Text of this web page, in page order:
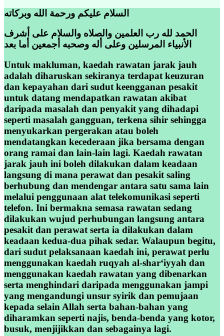
السلام عليكم ورحمة الله وبركاته
الحمد لله رب العلمين والصلاه والسلام على أشرف
الأنبياء المرسلين وعلى أله وصحبه أجمعين أما بعد
Untuk makluman, kaedah rawatan jarak jauh
adalah diharuskan sekiranya terdapat keuzuran
dan kepayahan dari sudut keengganan pesakit
untuk datang mendapatkan rawatan akibat
daripada masalah dan penyakit yang dihadapi
seperti masalah gangguan, terkena sihir sehingga
menyukarkan pergerakan atau boleh
mendatangkan kecederaan jika bersama dengan
orang ramai dan lain-lain lagi. Kaedah rawatan
jarak jauh ini boleh dilakukan dalam keadaan
langsung di mana perawat dan pesakit saling
berhubung dan mendengar antara satu sama lain
melalui penggunaan alat telekomunikasi seperti
telefon. Ini bermakna semasa rawatan sedang
dilakukan wujud perhubungan langsung antara
pesakit dan perawat serta ia dilakukan dalam
keadaan kedua-dua pihak sedar. Walaupun begitu,
dari sudut pelaksanaan kaedah ini, perawat perlu
menggunakan kaedah ruqyah al-shar‘iyyah dan
menggunakan kaedah rawatan yang dibenarkan
serta menghindari daripada menggunakan jampi
yang mengandungi unsur syirik dan pemujaan
kepada selain Allah serta bahan-bahan yang
diharamkan seperti najis, benda-benda yang kotor,
busuk, menjijikkan dan sebagainya lagi.